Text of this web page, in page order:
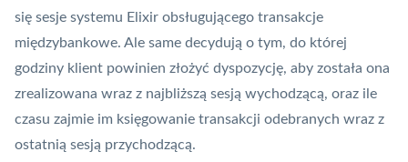
się sesje systemu Elixir obsługującego transakcje
międzybankowe. Ale same decydują o tym, do której
godziny klient powinien złożyć dyspozycję, aby została ona
zrealizowana wraz z najbliższą sesją wychodzącą, oraz ile
czasu zajmie im księgowanie transakcji odebranych wraz z
ostatnią sesją przychodzącą.